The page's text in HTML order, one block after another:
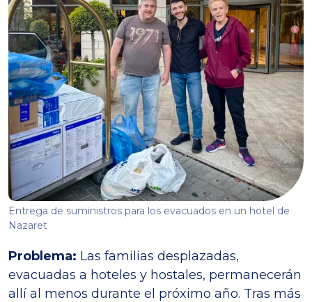
Entrega de suministros para los evacuados en un hotel de
Nazaret
Problema: Las familias desplazadas,
evacuadas a hoteles y hostales, permanecerán
allí al menos durante el próximo año. Tras más